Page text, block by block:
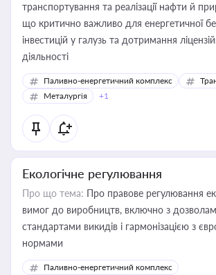
транспортування та реалізації нафти й
що критично важливо для енергетичної
інвестицій у галузь та дотримання
діяльності
Паливно-енергетичний комплекс
Металургія
+1
Екологічне регулювання
Про що тема: Про правове регулювання
вимог до виробництв, включно з
стандартами викидів і гармонізацією з
нормами
Паливно-енергетичний комплекс